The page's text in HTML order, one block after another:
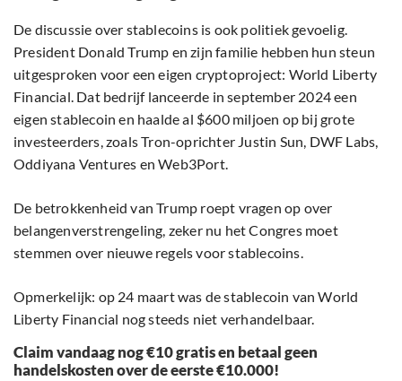
De discussie over stablecoins is ook politiek gevoelig.
President Donald Trump en zijn familie hebben hun steun
uitgesproken voor een eigen cryptoproject: World Liberty
Financial. Dat bedrijf lanceerde in september 2024 een
eigen stablecoin en haalde al $600 miljoen op bij grote
investeerders, zoals Tron-oprichter Justin Sun, DWF Labs,
Oddiyana Ventures en Web3Port.
De betrokkenheid van Trump roept vragen op over
belangenverstrengeling, zeker nu het Congres moet
stemmen over nieuwe regels voor stablecoins.
Opmerkelijk: op 24 maart was de stablecoin van World
Liberty Financial nog steeds niet verhandelbaar.
Claim vandaag nog €10 gratis en betaal geen
handelskosten over de eerste €10.000!